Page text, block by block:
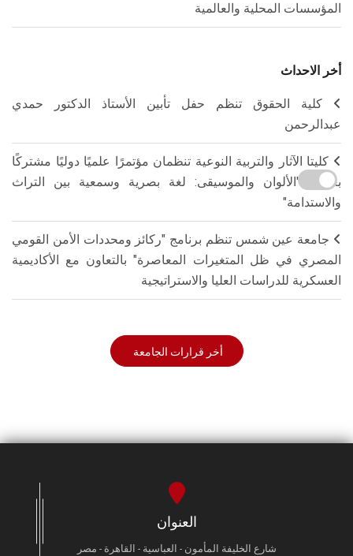
المؤسسات المحلية والعالمية
أخر الاحداث
كلية الحقوق تنظم حفل تأبين الأستاذ الدكتور حمدي
عبدالرحمن
كليتا الآثار والتربية النوعية تنظمان مؤتمرًا علميًا دوليًا مشتركًا
بعنوان "الألوان والموسيقى: لغة بصرية وسمعية بين التراث
والاستدامة"
جامعة عين شمس تنظم برنامج "ركائز ومحددات الأمن القومي
المصري في ظل المتغيرات المعاصرة" بالتعاون مع الأكاديمية
العسكرية للدراسات العليا والاستراتيجية
أخر قرارات الجامعة
العنوان
شارع الخليفة المأمون - العباسية - القاهرة - مصر